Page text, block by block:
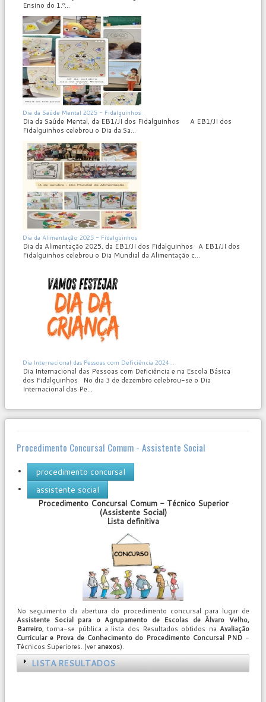
Ensino do 1.º...
Dia da Saúde Mental 2025 - Fidalguinhos
Dia da Saúde Mental, da EB1/JI dos Fidalguinhos A EB1/JI dos
Fidalguinhos celebrou o Dia da Sa...
Dia da Alimentação 2025 - Fidalguinhos
Dia da Alimentação 2025, da EB1/JI dos Fidalguinhos A EB1/JI dos
Fidalguinhos celebrou o Dia Mundial da Alimentação c...
Dia Internacional das Pessoas com Deficiência 2024...
Dia Internacional das Pessoas com Deficiência e na Escola Básica
dos Fidalguinhos No dia 3 de dezembro celebrou-se o Dia
Internacional das Pe...
Procedimento Concursal Comum - Assistente Social
procedimento concursal
assistente social
Procedimento Concursal Comum - Técnico Superior
(Assistente Social)
Lista definitiva
No seguimento da abertura do procedimento concursal para lugar de
Assistente Social para o Agrupamento de Escolas de Álvaro Velho,
Barreiro, torna-se pública a lista dos Resultados obtidos na Avaliação
Curricular e Prova de Conhecimento do Procedimento Concursal PND -
Técnicos Superiores. (veranexos).
LISTA RESULTADOS